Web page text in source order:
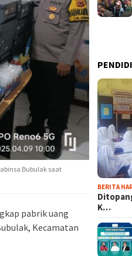
Bubulak saat
pabrik uang
Kecamatan
BERITA
K…